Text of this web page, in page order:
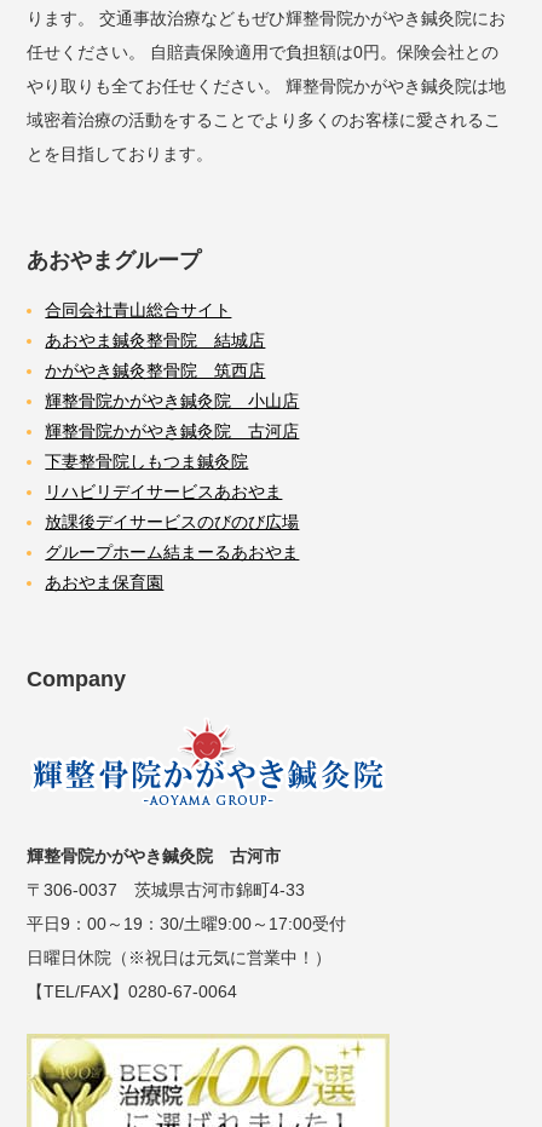
ります。 交通事故治療などもぜひ輝整骨院かがやき鍼灸院にお
任せください。 自賠責保険適用で負担額は0円。保険会社との
やり取りも全てお任せください。 輝整骨院かがやき鍼灸院は地
域密着治療の活動をすることでより多くのお客様に愛されるこ
とを目指しております。
あおやまグループ
合同会社青山総合サイト
あおやま鍼灸整骨院 結城店
かがやき鍼灸整骨院 筑西店
輝整骨院かがやき鍼灸院 小山店
輝整骨院かがやき鍼灸院 古河店
下妻整骨院しもつま鍼灸院
リハビリデイサービスあおやま
放課後デイサービスのびのび広場
グループホーム結まーるあおやま
あおやま保育園
Company
輝整骨院かがやき鍼灸院 古河市
〒306-0037 茨城県古河市錦町4-33
平日9：00～19：30/土曜9:00～17:00受付
日曜日休院（※祝日は元気に営業中！）
【TEL/FAX】0280-67-0064